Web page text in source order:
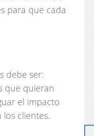
para que cada
debe ser:
que quieran
el impacto
clientes.